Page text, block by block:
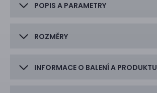
POPIS A PARAMETRY
ROZMĚRY
INFORMACE O BALENÍ A PRODUKTU